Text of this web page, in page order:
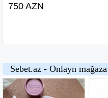
750 AZN